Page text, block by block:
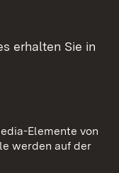
erhalten Sie in
Elemente von
werden auf der